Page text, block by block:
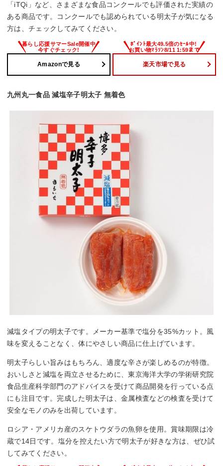
「iTQi」など、さまざまな食品コンクールでも評価された実績の
ある商品です。コンクールでも認められている明太子が気になる
方は、チェックしてみてください。
Amazonで見る 楽天市場で見る
九州丸一食品 減塩辛子明太子 無着色
減塩タイプの明太子です。メーカー基準で塩分を35%カット。風
味を変えることなく、体にやさしい商品に仕上げています。
明太子らしい旨みはもちろん、適度な辛さが楽しめるのが特徴。
おいしさと減塩を両立させるために、東京海洋大学の学術研究院
食品生産科学部門のアドバイスを受けて商品開発を行っている点
にも注目です。完成した明太子は、金属検査などの検査を受けて
安全なモノのみを出荷しています。
ロシア・アメリカ産のスケトウダラの魚卵を使用。賞味期限は冷
蔵で14日です。塩分を控えたい方で明太子が好きな方は、ぜひ試
してみてください。